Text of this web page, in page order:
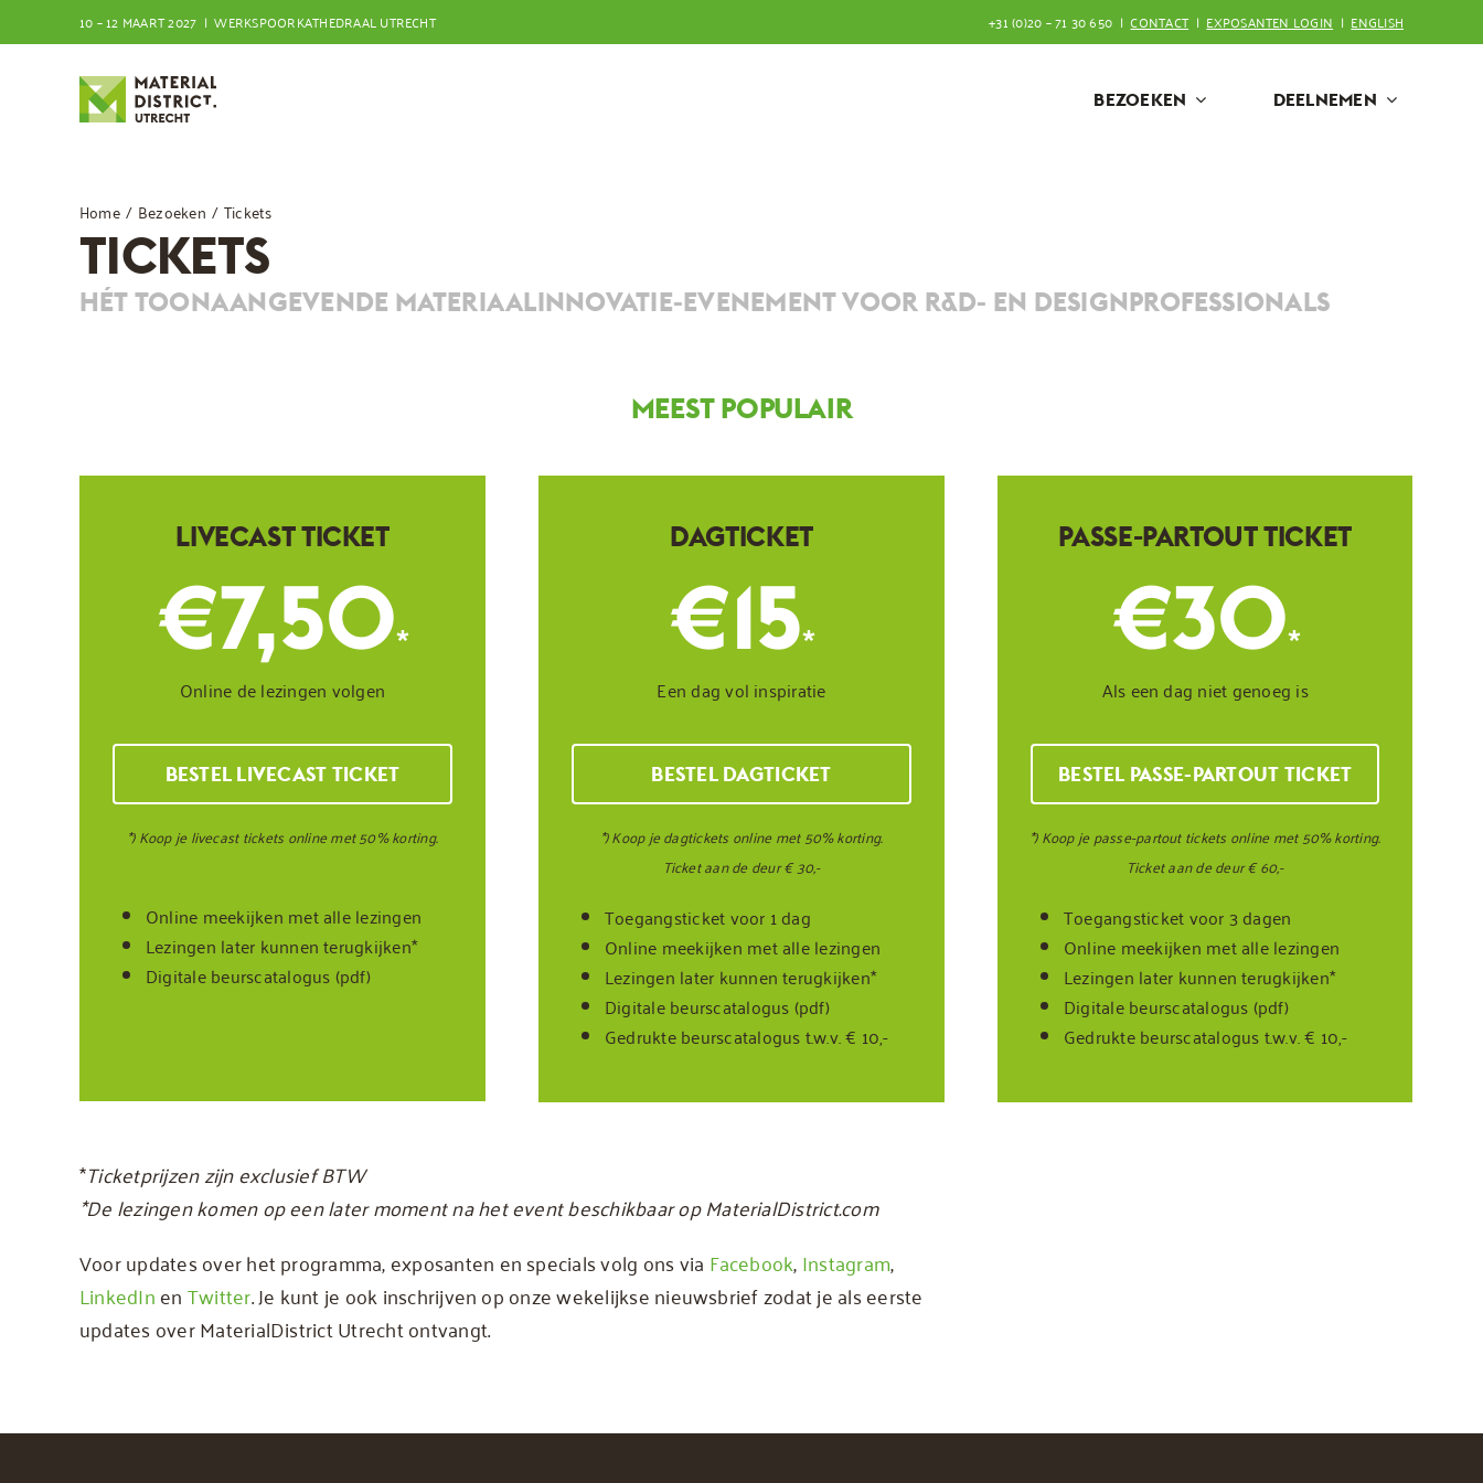
naar
10 – 12 MAART 2027 | WERKSPOORKATHEDRAAL UTRECHT +31 (0)20 – 71 30 650 | CONTACT| EXPOSANTEN LOGIN | ENGLISH
BEZOEKEN DEELNEMEN
Home Bezoeken Tickets
TICKETS
HÉT TOONAANGEVENDE MATERIAALINNOVATIE-EVENEMENT VOOR R&D- EN DESIGNPROFESSIONALS
MEEST POPULAIR
LIVECAST TICKET
€7,50*
Online de lezingen volgen
BESTEL LIVECAST TICKET
*) Koop je livecast tickets online met 50% korting.
Online meekijken met alle lezingen
Lezingen later kunnen terugkijken*
Digitale beurscatalogus (pdf)
DAGTICKET
€15*
Een dag vol inspiratie
BESTEL DAGTICKET
*) Koop je dagtickets online met 50% korting.
Ticket aan de deur € 30,-
Toegangsticket voor 1 dag
Online meekijken met alle lezingen
Lezingen later kunnen terugkijken*
Digitale beurscatalogus (pdf)
Gedrukte beurscatalogus t.w.v. € 10,-
PASSE-PARTOUT TICKET
€30*
Als een dag niet genoeg is
BESTEL PASSE-PARTOUT TICKET
*) Koop je passe-partout tickets online met 50% korting.
Ticket aan de deur € 60,-
Toegangsticket voor 3 dagen
Online meekijken met alle lezingen
Lezingen later kunnen terugkijken*
Digitale beurscatalogus (pdf)
Gedrukte beurscatalogus t.w.v. € 10,-
*Ticketprijzen zijnexclusief BTW
*De lezingen komen op een later moment na het event beschikbaar op MaterialDistrict.com
Voor updates over het programma, exposanten en specials volg ons via Facebook,Instagram,
LinkedInenTwitter. Je kunt je ook inschrijven op onze wekelijkse nieuwsbrief zodat je als eerste
updates over MaterialDistrict Utrecht ontvangt.